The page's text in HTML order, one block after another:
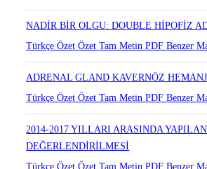
KARSİNOMU
Türkçe ÖzetÖzetTam MetinPDFBenzer
NADİR BİR OLGU: DOUBLE HİPOFİZ
Türkçe ÖzetÖzetTam MetinPDFBenzer
ADRENAL GLAND KAVERNÖZ
Türkçe ÖzetÖzetTam MetinPDFBenzer
2014-2017 YILLARI ARASINDA